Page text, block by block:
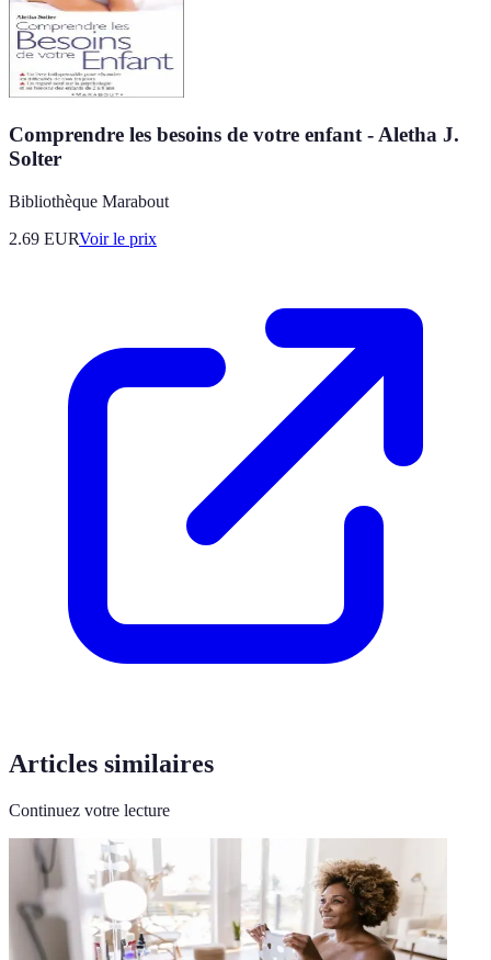
Comprendre les besoins de votre enfant - Aletha J.
Solter
Bibliothèque Marabout
2.69 EURVoir le prix
Articles similaires
Continuez votre lecture